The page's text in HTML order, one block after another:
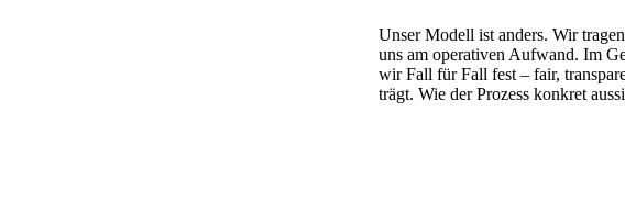
Unser Modell ist anders. Wir
uns am operativen Aufwand. Im
wir Fall für Fall fest – fair,
trägt. Wie der Prozess konkret